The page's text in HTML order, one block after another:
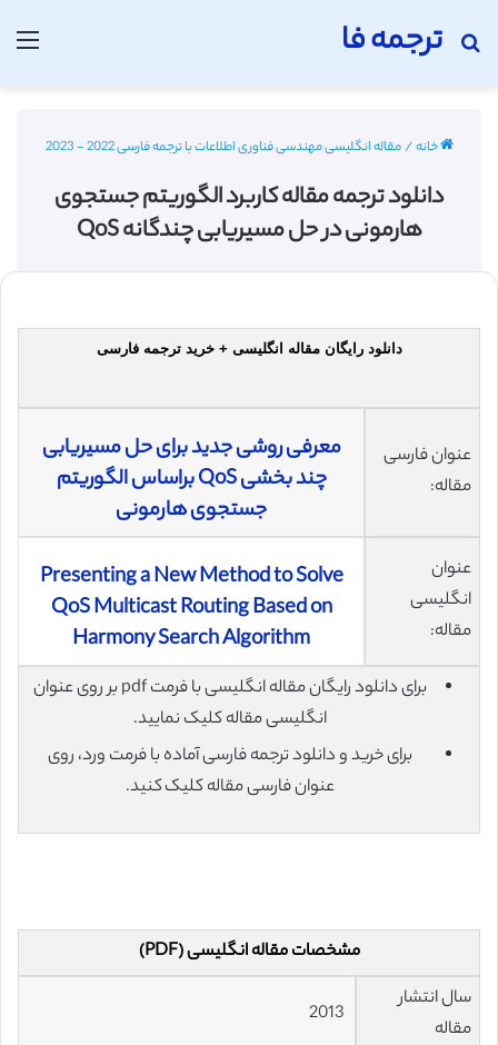
ترجمه فا
جستجو برای
خانه/مقاله انگلیسی مهندسی فناوری اطلاعات با ترجمه فارسی 2022 - 2023
دانلود ترجمه مقاله کاربرد الگوریتم جستجوی
هارمونی در حل مسیریابی چندگانه QoS
دانلود رایگان مقاله انگلیسی + خرید ترجمه فارسی
عنوان فارسی
مقاله:
معرفی روشی جدید برای حل مسیریابی
چند بخشی QoS براساس الگوریتم
جستجوی هارمونی
عنوان
انگلیسی
مقاله:
Presenting a New Method to Solve
QoS Multicast Routing Based on
Harmony Search Algorithm
برای دانلود رایگان مقاله انگلیسی با فرمت pdf بر روی عنوان
انگلیسی مقاله کلیک نمایید.
برای خرید و دانلود ترجمه فارسی آماده با فرمت ورد، روی
عنوان فارسی مقاله کلیک کنید.
مشخصات مقاله انگلیسی (PDF)
سال انتشار
مقاله